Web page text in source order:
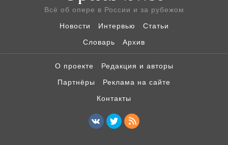
Всё об опере в России и за рубежом
Новости
Интервью
Статьи
Словарь
Архив
О проекте
Редакция и авторы
Партнёры
Реклама на сайте
Контакты